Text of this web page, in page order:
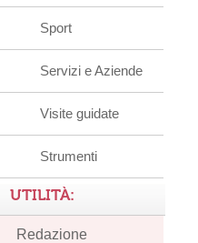
Sport
Servizi e Aziende
Visite guidate
Strumenti
UTILITÀ:
Redazione